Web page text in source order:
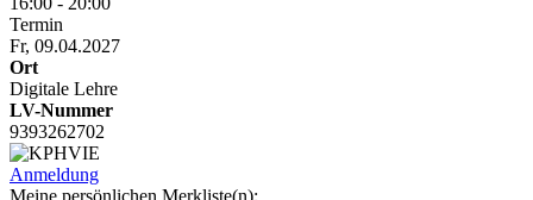
Termin
Fr, 09.04.2027
Ort
Digitale Lehre
LV-Nummer
9393262702
Anmeldung